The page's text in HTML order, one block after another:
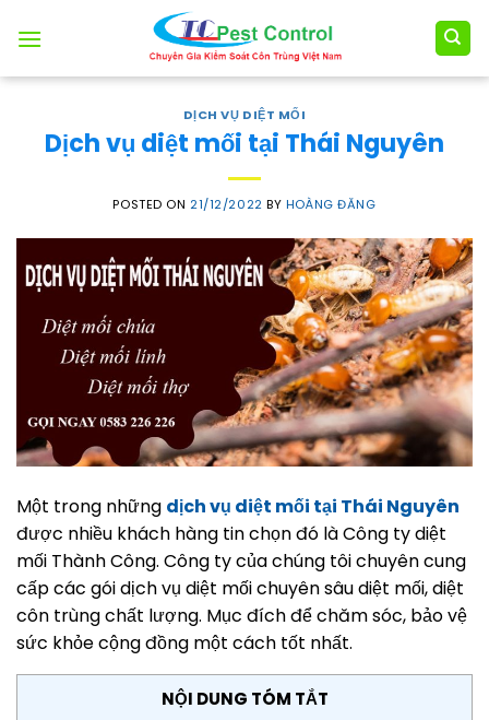
DỊCH VỤ DIỆT MỐI
Dịch vụ diệt mối tại Thái Nguyên
POSTED ON 21/12/2022 BY HOÀNG ĐĂNG
Một trong những dịch vụ diệt mối tại Thái Nguyên
được nhiều khách hàng tin chọn đó là Công ty diệt
mối Thành Công. Công ty của chúng tôi chuyên cung
cấp các gói dịch vụ diệt mối chuyên sâu diệt mối, diệt
côn trùng chất lượng. Mục đích để chăm sóc, bảo vệ
sức khỏe cộng đồng một cách tốt nhất.
NỘI DUNG TÓM TẮT